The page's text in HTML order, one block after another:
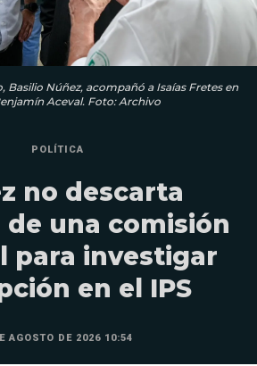
Basilio Núñez, acompañó a Isaías Fretes en
Aceval. Foto: Archivo
POLÍTICA
no descarta
de una comisión
para investigar
en el IPS
AGOSTO DE 2026 10:54